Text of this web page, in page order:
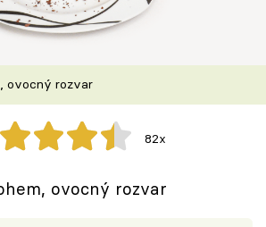
ovocný rozvar
82x
ovocný rozvar